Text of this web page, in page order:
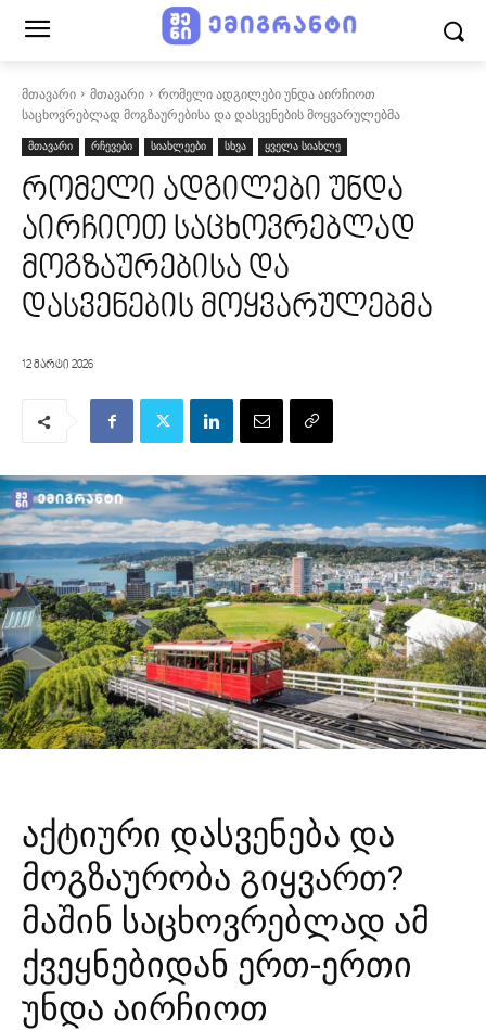
მთავარი მთავარი
რომელი ადგილები უნდა აირჩიოთ
საცხოვრებლად მოგზაურებისა და დასვენების მოყვარულებმა
მთავარი რჩევები სიახლეები სხვა ყველა სიახლე
რომელი ადგილები უნდა
აირჩიოთ საცხოვრებლად
მოგზაურებისა და
დასვენების მოყვარულებმა
12 მარტი 2026
აქტიური დასვენება და
მოგზაურობა გიყვართ?
მაშინ საცხოვრებლად ამ
ქვეყნებიდან ერთ-ერთი
უნდა აირჩიოთ